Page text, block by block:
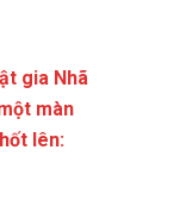
gia Nhã
màn
lên: